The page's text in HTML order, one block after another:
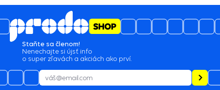
Staňte sa členom!
Nenechajte si újsť info
o super zľavách a akciách ako prví.